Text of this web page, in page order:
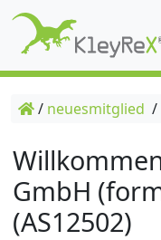
/ neuesmitglied /
GmbH
(AS12502)